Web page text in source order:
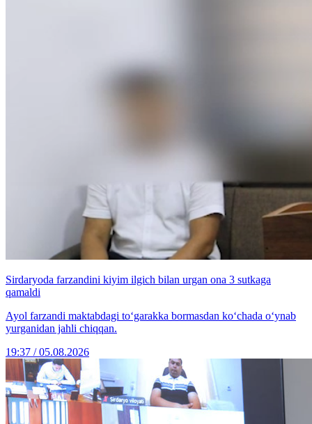
Sirdaryoda farzandini kiyim ilgich bilan urgan ona 3 sutkaga
qamaldi
Ayol farzandi maktabdagi to‘garakka bormasdan ko‘chada o‘ynab
yurganidan jahli chiqqan.
19:37 / 05.08.2026